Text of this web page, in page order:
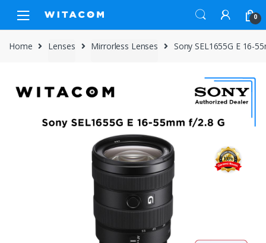
navigation
content
0
Home Lenses Mirrorless Lenses Sony SEL1655G E 16-